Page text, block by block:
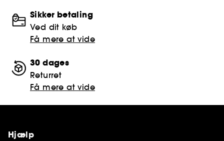
Sikker betaling
Ved dit køb
Få mere at vide
30 dages
Returret
Få mere at vide
Hjælp